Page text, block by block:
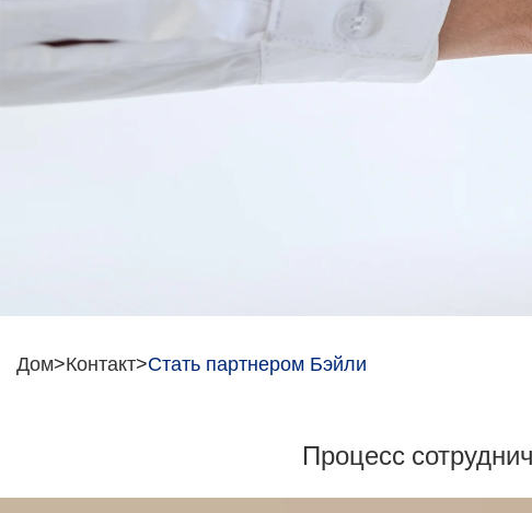
Дом>Контакт>Стать партнером Бэйли
Процесс